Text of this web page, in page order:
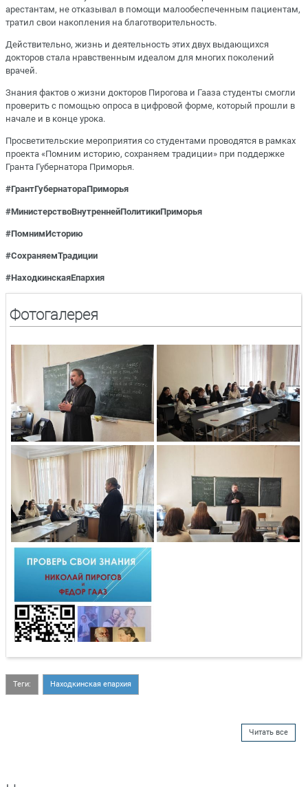
арестантам, не отказывал в помощи малообеспеченным пациентам,
тратил свои накопления на благотворительность.
Действительно, жизнь и деятельность этих двух выдающихся
докторов стала нравственным идеалом для многих поколений
врачей.
Знания фактов о жизни докторов Пирогова и Гааза студенты смогли
проверить с помощью опроса в цифровой форме, который прошли в
начале и в конце урока.
Просветительские мероприятия со студентами проводятся в рамках
проекта «Помним историю, сохраняем традиции» при поддержке
Гранта Губернатора Приморья.
#ГрантГубернатораПриморья
#МинистерствоВнутреннейПолитикиПриморья
#ПомнимИсторию
#СохраняемТрадиции
#НаходкинскаяЕпархия
Фотогалерея
Теги: Находкинская епархия
Читать все